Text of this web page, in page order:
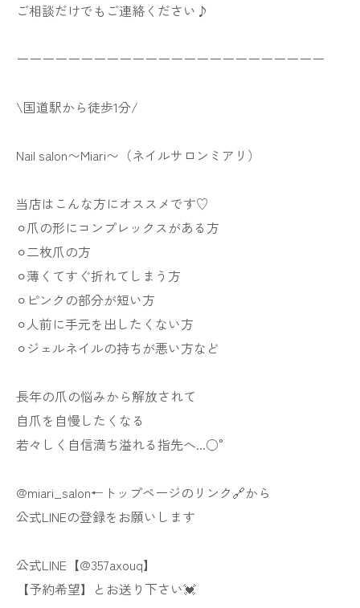
ご相談だけでもご連絡ください♪
ーーーーーーーーーーーーーーーーーーーーーーーー
\国道駅から徒歩1分/
Nail salon〜Miari〜（ネイルサロンミアリ）
当店はこんな方にオススメです♡
⚪︎爪の形にコンプレックスがある方
⚪︎二枚爪の方
⚪︎薄くてすぐ折れてしまう方
⚪︎ピンクの部分が短い方
⚪︎人前に手元を出したくない方
⚪︎ジェルネイルの持ちが悪い方など
長年の爪の悩みから解放されて
自爪を自慢したくなる
若々しく自信満ち溢れる指先へ...○°
@miari_salon←トップページのリンク🔗から
公式LINEの登録をお願いします
公式LINE【@357axouq】
【予約希望】とお送り下さい💓